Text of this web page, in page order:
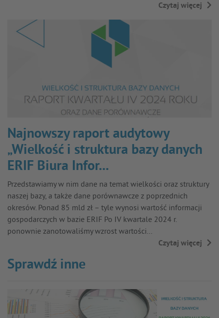
Czytaj więcej
Najnowszy raport audytowy
„Wielkość i struktura bazy danych
ERIF Biura Infor...
Przedstawiamy w nim dane na temat wielkości oraz struktury
naszej bazy, a także dane porównawcze z poprzednich
okresów. Ponad 85 mld zł – tyle wynosi wartość informacji
gospodarczych w bazie ERIF Po IV kwartale 2024 r.
ponownie zanotowaliśmy wzrost wartości…
Czytaj więcej
Sprawdź inne